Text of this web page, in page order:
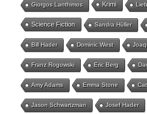
Giorgos Lanthimos Krimi
Science Fiction Sandra Hüller
Bill Hader Dominic West
Franz Rogowski Eric Berg
Amy Adams Emma Stone
Jason Schwartzman Josef Hader